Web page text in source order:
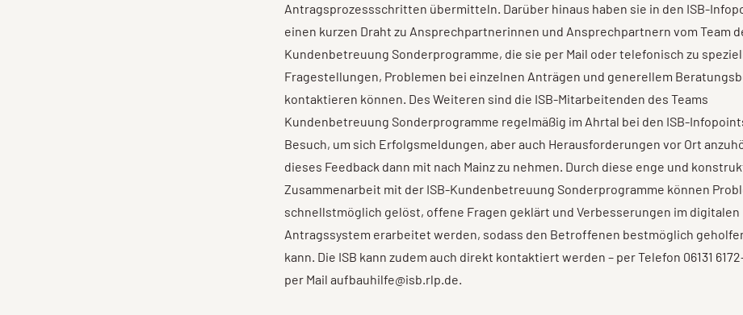
Antragsprozessschritten übermitteln. Darüber hinaus haben sie in den ISB-
einen kurzen Draht zu Ansprechpartnerinnen und Ansprechpartnern vom Team
Kundenbetreuung Sonderprogramme, die sie per Mail oder telefonisch zu
Fragestellungen, Problemen bei einzelnen Anträgen und generellem
kontaktieren können. Des Weiteren sind die ISB-Mitarbeitenden des Teams
Kundenbetreuung Sonderprogramme regelmäßig im Ahrtal bei den ISB-
Besuch, um sich Erfolgsmeldungen, aber auch Herausforderungen vor Ort
dieses Feedback dann mit nach Mainz zu nehmen. Durch diese enge und
Zusammenarbeit mit der ISB-Kundenbetreuung Sonderprogramme können
schnellstmöglich gelöst, offene Fragen geklärt und Verbesserungen im digitalen
Antragssystem erarbeitet werden, sodass den Betroffenen bestmöglich
kann. Die ISB kann zudem auch direkt kontaktiert werden – per Telefon 06131
per Mail aufbauhilfe@isb.rlp.de.